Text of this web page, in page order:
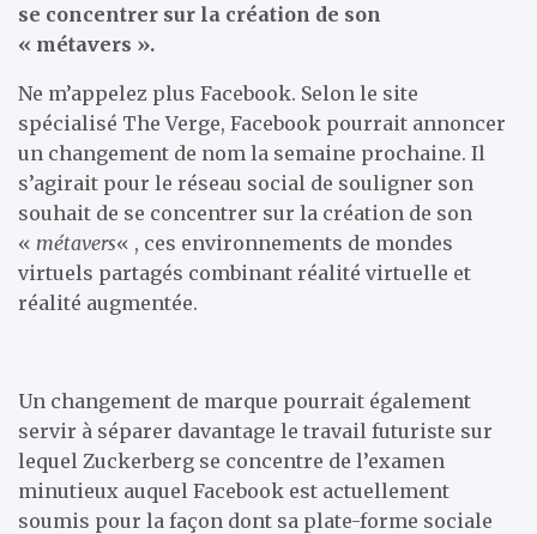
se concentrer sur la création de son
« métavers ».
Ne m’appelez plus Facebook. Selon le site
spécialisé The Verge, Facebook pourrait annoncer
un changement de nom la semaine prochaine. Il
s’agirait pour le réseau social de souligner son
souhait de se concentrer sur la création de son
« métavers« , ces environnements de mondes
virtuels partagés combinant réalité virtuelle et
réalité augmentée.
Un changement de marque pourrait également
servir à séparer davantage le travail futuriste sur
lequel Zuckerberg se concentre de l’examen
minutieux auquel Facebook est actuellement
soumis pour la façon dont sa plate-forme sociale